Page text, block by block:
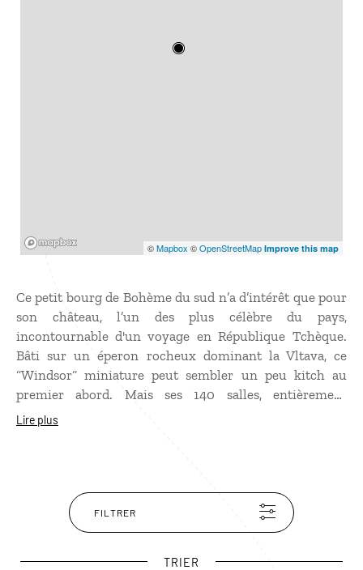
©Mapbox ©OpenStreetMap Improve this map
Ce petit bourg de Bohème du sud n’a d’intérêt que pour
son château, l’un des plus célèbre du pays,
incontournable d'un voyage en République Tchèque.
Bâti sur un éperon rocheux dominant la Vltava, ce
“Windsor“ miniature peut sembler un peu kitch au
premier abord. Mais ses 140 salles, entièrement
recouvertes de boiseries, méritent à elles seules la visite
l’Anglaise est un lieu plein de sérénité pour se
promener le long des allées boisées.
Lire plus
FILTRER
TRIER